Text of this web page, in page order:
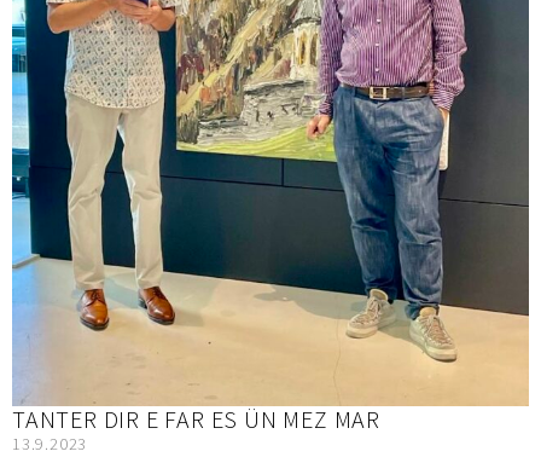
TANTER DIR E FAR ES ÜN MEZ MAR
13.9.2023